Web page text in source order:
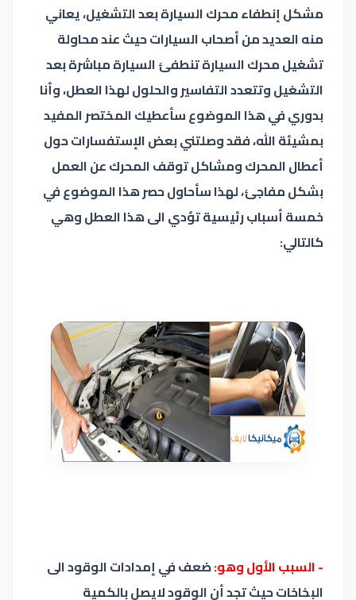
مشكل إنطفاء محرك السيارة بعد التشغيل، يعاني
منه العديد من أصحاب السيارات حيث عند محاولة
تشغيل محرك السيارة تنطفئ السيارة مباشرة بعد
التشغيل وتتعدد التفاسير والحلول لهذا العطل، وأنا
بدوري في هذا الموضوع سأعطيك المختصر المفيد
بمشيئة الله، فقد وصلتني بعض الإستفسارات حول
أعطال المحرك ومشاكل توقف المحرك عن العمل
بشكل مفاجئ، لهذا سأحاول حصر هذا الموضوع في
خمسة أسباب رئيسية تؤدي الى هذا العطل وهي
كالتالي:
- السبب الأول وهو:ضعف في إمدادات الوقود الى
البخاخات حيث تجد أن الوقود لايصل بالكمية